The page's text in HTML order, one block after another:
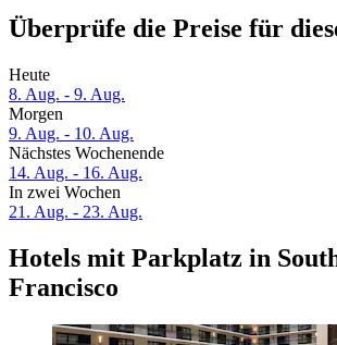
Überprüfe die Preise für
Heute
8. Aug. - 9. Aug.
Morgen
9. Aug. - 10. Aug.
Nächstes Wochenende
14. Aug. - 16. Aug.
In zwei Wochen
21. Aug. - 23. Aug.
Hotels mit Parkplatz in
Francisco